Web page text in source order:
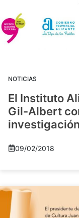
NOTICIAS
El Instituto
Gil-Albert
09/02/2018